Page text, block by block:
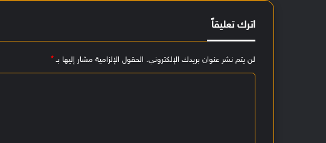
اترك تعليقاً
لن يتم نشر عنوان بريدك الإلكتروني. الحقول الإلزامية مشار إليها بـ*